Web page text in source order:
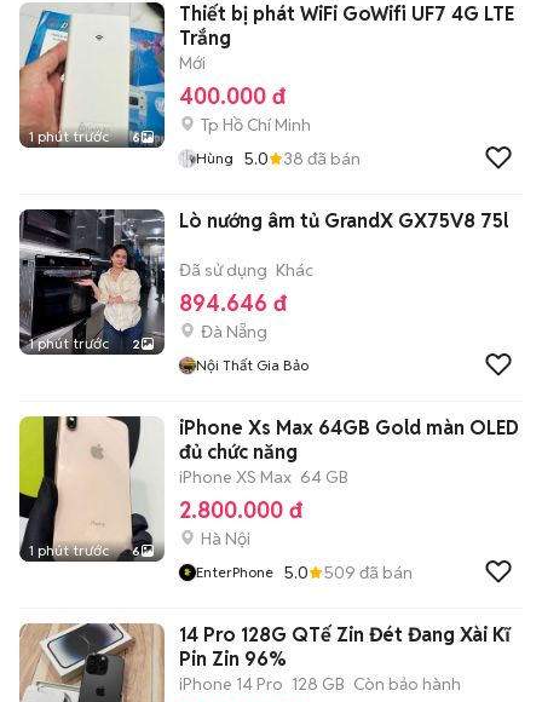
1 phút trước 6
Thiết bị phát WiFi GoWifi UF7 4G LTE
Trắng
Mới
400.000 đ
Tp Hồ Chí Minh
Hùng 5.0 38 đã bán
1 phút trước 2
Lò nướng âm tủ GrandX GX75V8 75l
Đã sử dụng Khác
894.646 đ
Đà Nẵng
Nội Thất Gia Bảo
1 phút trước 6
iPhone Xs Max 64GB Gold màn OLED
đủ chức năng
iPhone XS Max 64 GB
2.800.000 đ
Hà Nội
EnterPhone 5.0 509 đã bán
14 Pro 128G QTế Zin Đét Đang Xài Kĩ
Pin Zin 96%
iPhone 14 Pro 128 GB Còn bảo hành